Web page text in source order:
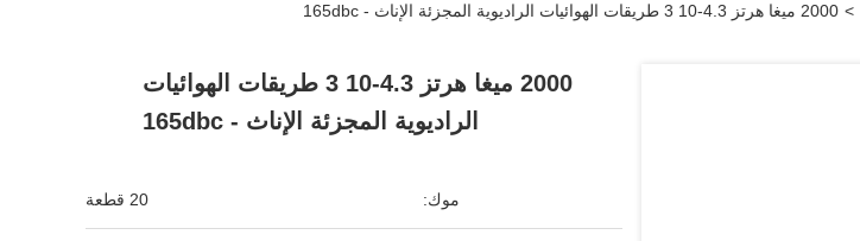
> 2000 ميغا هرتز 4.3-10 3 طريقات الهوائيات الراديوية المجزئة الإناث - 165dbc
2000 ميغا هرتز 4.3-10 3 طريقات الهوائيات
الراديوية المجزئة الإناث - 165dbc
موك: 20 قطعة